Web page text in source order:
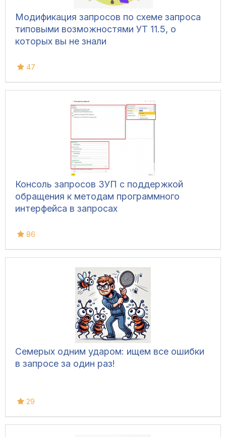
Модификация запросов по схеме запроса
типовыми возможностями УТ 11.5, о
которых вы не знали
47
Консоль запросов ЗУП с поддержкой
обращения к методам программного
интерфейса в запросах
86
Семерых одним ударом: ищем все ошибки
в запросе за один раз!
29